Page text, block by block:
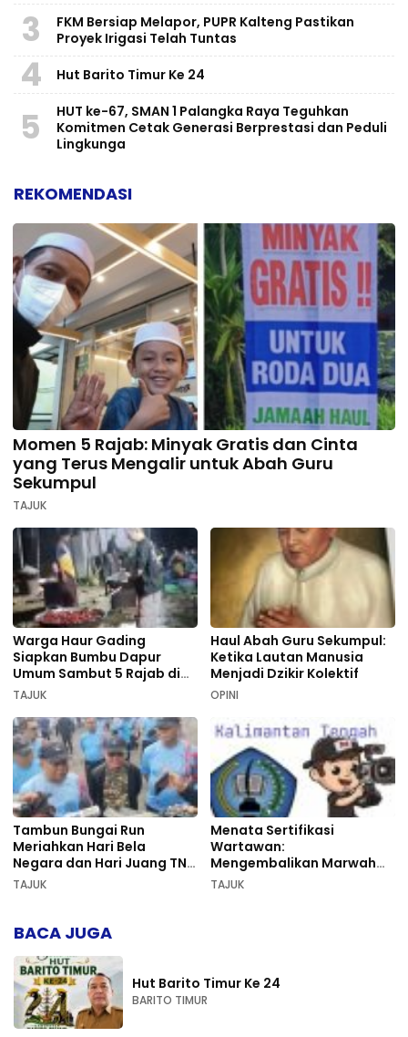
3
FKM Bersiap Melapor, PUPR Kalteng Pastikan
Proyek Irigasi Telah Tuntas
4 Hut Barito Timur Ke 24
5
HUT ke-67, SMAN 1 Palangka Raya Teguhkan
Komitmen Cetak Generasi Berprestasi dan Peduli
Lingkunga
REKOMENDASI
Momen 5 Rajab: Minyak Gratis dan Cinta
yang Terus Mengalir untuk Abah Guru
Sekumpul
TAJUK
Warga Haur Gading
Siapkan Bumbu Dapur
Umum Sambut 5 Rajab di
Sekumpul
TAJUK
Haul Abah Guru Sekumpul:
Ketika Lautan Manusia
Menjadi Dzikir Kolektif
OPINI
Tambun Bungai Run
Meriahkan Hari Bela
Negara dan Hari Juang TNI
AD di Palangka Raya
TAJUK
Menata Sertifikasi
Wartawan:
Mengembalikan Marwah
Pers dan Keadilan
TAJUK
BACA JUGA
Hut Barito Timur Ke 24
BARITO TIMUR